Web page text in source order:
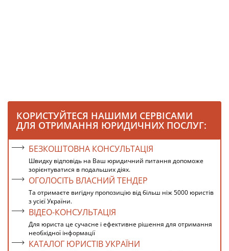
КОРИСТУЙТЕСЯ НАШИМИ СЕРВІСАМИ
ДЛЯ ОТРИМАННЯ ЮРИДИЧНИХ ПОСЛУГ:
БЕЗКОШТОВНА КОНСУЛЬТАЦІЯ
Швидку відповідь на Ваш юридичний питання допоможе
зорієнтуватися в подальших діях.
ОГОЛОСІТЬ ВЛАСНИЙ ТЕНДЕР
Та отримаєте вигідну пропозицію від більш ніж 5000 юристів
з усієї України.
ВІДЕО-КОНСУЛЬТАЦІЯ
Для юриста це сучасне і ефективне рішення для отримання
необхідної інформації
КАТАЛОГ ЮРИСТІВ УКРАЇНИ